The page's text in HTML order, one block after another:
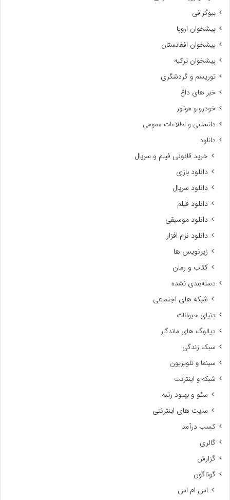
بیوگرافی
پیشخوان اروپا
پیشخوان افغانستان
پیشخوان ترکیه
توریسم و گردشگری
خبر های داغ
خودرو و موتور
دانستنی و اطلاعات عمومی
دانلود
خرید قانونی فیلم و سریال
دانلود بازی
دانلود سریال
دانلود فیلم
دانلود موسیقی
دانلود نرم افزار
زیرنویس ها
کتاب و رمان
دسته‌بندی نشده
شبکه های اجتماعی
دنیای حیوانات
دیالوگ های ماندگار
سبک زندگی
سینما و تلویزیون
شبکه و اینترنت
سئو و بهبود رتبه
سایت های اینترنتی
کسب درآمد
گالری
گزارش
گوناگون
اس ام اس